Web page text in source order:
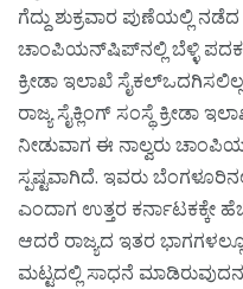
ಗೆದ್ದು ಶುಕ್ರವಾರ ಪುಣೆಯಲ್ಲಿ
ಚಾಂಪಿಯನ್‌ಷಿಪ್‌ನಲ್ಲಿ ಬೆಳ್ಳಿ
ಕ್ರೀಡಾ ಇಲಾಖೆ
ರಾಜ್ಯ ಸೈಕ್ಲಿಂಗ್ ಸಂಸ್ಥೆ ಕ್ರೀಡಾ
ನೀಡುವಾಗ ಈ ನಾಲ್ವರು
ಸ್ಪಷ್ಟವಾಗಿದೆ. ಇವರು
ಎಂದಾಗ ಉತ್ತರ ಕರ್ನಾಟಕಕ್ಕೇ
ಆದರೆ ರಾಜ್ಯದ ಇತರ ಭಾಗಗಳಲ್ಲೂ
ಮಟ್ಟದಲ್ಲಿ ಸಾಧನೆ